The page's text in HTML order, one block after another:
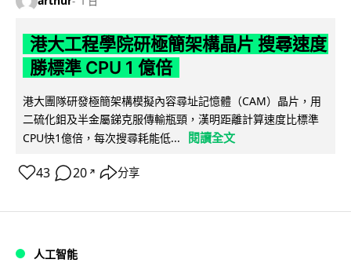
港大工程學院研極簡架構晶片 搜尋速度
勝標準 CPU 1 億倍
港大團隊研發極簡架構模擬內容尋址記憶體（CAM）晶片，用
二硫化鉬及半金屬銻克服傳輸瓶頸，漢明距離計算速度比標準
CPU快1億倍，每次搜尋耗能低...
閱讀全文
43 20 ↗ 分享
人工智能